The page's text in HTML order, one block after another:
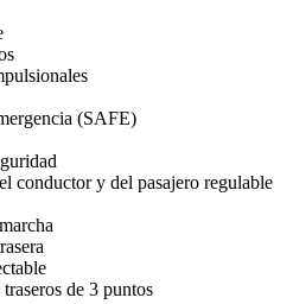
(SAFE)
conductor y del pasajero regulable
de 3 puntos